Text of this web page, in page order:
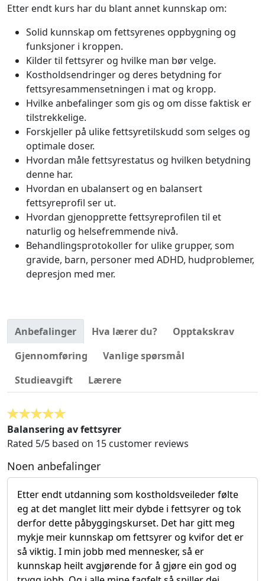
Etter endt kurs har du blant annet kunnskap om:
Solid kunnskap om fettsyrenes oppbygning og
funksjoner i kroppen.
Kilder til fettsyrer og hvilke man bør velge.
Kostholdsendringer og deres betydning for
fettsyresammensetningen i mat og kropp.
Hvilke anbefalinger som gis og om disse faktisk er
tilstrekkelige.
Forskjeller på ulike fettsyretilskudd som selges og
optimale doser.
Hvordan måle fettsyrestatus og hvilken betydning
denne har.
Hvordan en ubalansert og en balansert
fettsyreprofil ser ut.
Hvordan gjenopprette fettsyreprofilen til et
naturlig og helsefremmende nivå.
Behandlingsprotokoller for ulike grupper, som
gravide, barn, personer med ADHD, hudproblemer,
depresjon med mer.
Anbefalinger Hva lærer du?
Opptakskrav
Gjennomføring
Vanlige spørsmål
Studieavgift
Lærere
Balansering av fettsyrer
Rated 5/5 based on 15 customer reviews
Noen anbefalinger
Etter endt utdanning som kostholdsveileder følte
eg at det manglet litt meir dybde i fettsyrer og tok
derfor dette påbyggingskurset. Det har gitt meg
mykje meir kunnskap om fettsyrer og kvifor det er
så viktig. I min jobb med mennesker, så er
kunnskap heilt avgjørende for å gjøre ein god og